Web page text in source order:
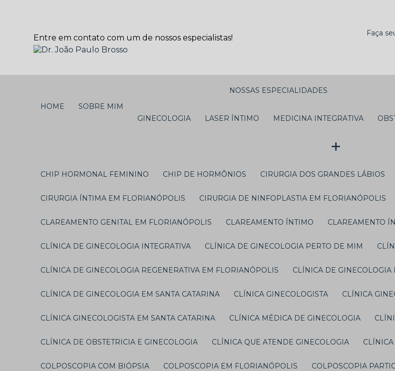
Entre em contato com um de nossos especialistas!
Faça
HOME SOBRE MIM
NOSSAS ESPECIALIDADES
GINECOLOGIA LASER ÍNTIMO MEDICINA INTEGRATIVA
CHIP HORMONAL FEMININO CHIP DE HORMÔNIOS CIRURGIA DOS GRANDES LÁBIOS
CIRURGIA ÍNTIMA EM FLORIANÓPOLIS CIRURGIA DE NINFOPLASTIA EM FLORIANÓPOLIS
CLAREAMENTO GENITAL EM FLORIANÓPOLIS CLAREAMENTO ÍNTIMO CLAREAMENTO
CLÍNICA DE GINECOLOGIA INTEGRATIVA CLÍNICA DE GINECOLOGIA PERTO DE MIM
CLÍNICA DE GINECOLOGIA REGENERATIVA EM FLORIANÓPOLIS CLÍNICA DE
CLÍNICA DE GINECOLOGIA EM SANTA CATARINA CLÍNICA GINECOLOGISTA CLÍNICA
CLÍNICA GINECOLOGISTA EM SANTA CATARINA CLÍNICA MÉDICA DE GINECOLOGIA
CLÍNICA DE OBSTETRICIA E GINECOLOGIA CLÍNICA QUE ATENDE GINECOLOGIA
COLPOSCOPIA COM BIÓPSIA COLPOSCOPIA EM FLORIANÓPOLIS COLPOSCOPIA